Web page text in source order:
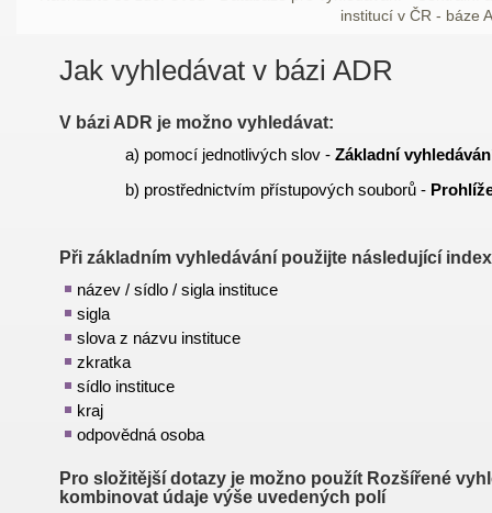
institucí v ČR - báze
Jak vyhledávat v bázi ADR
V bázi ADR je možno vyhledávat:
a) pomocí jednotlivých slov -Základní
b) prostřednictvím přístupových souborů -
Při základním vyhledávání použijte následující
název / sídlo / sigla instituce
sigla
slova z názvu instituce
zkratka
sídlo instituce
kraj
odpovědná osoba
Pro složitější dotazy je možno použít Rozšířené
kombinovat údaje výše uvedených polí